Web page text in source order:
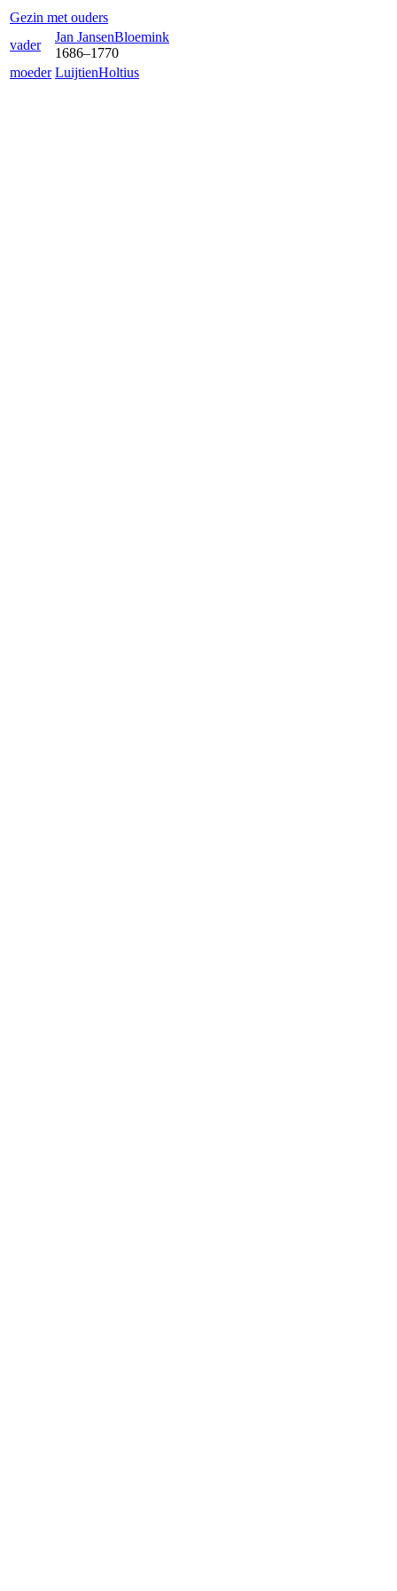
Gezin met ouders
vader
Jan JansenBloemink
1686–1770
moeder LuijtienHoltius